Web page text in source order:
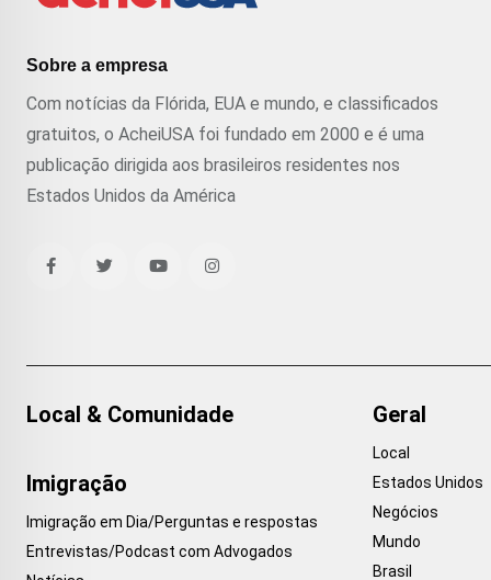
Sobre a empresa
Com notícias da Flórida, EUA e mundo, e classificados
gratuitos, o AcheiUSA foi fundado em 2000 e é uma
publicação dirigida aos brasileiros residentes nos
Estados Unidos da América
Local & Comunidade
Imigração
Imigração em Dia/Perguntas e respostas
Entrevistas/Podcast com Advogados
Geral
Local
Estados Unidos
Negócios
Mundo
Brasil